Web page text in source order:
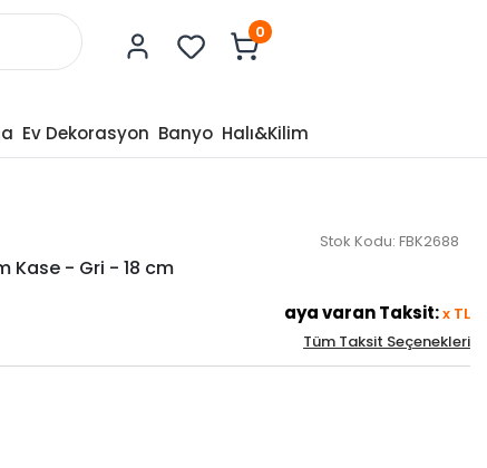
0
Ev Dekorasyon Banyo Halı&Kilim
Stok Kodu: FBK2688
Kase - Gri - 18 cm
aya varan Taksit:x TL
Tüm Taksit Seçenekleri